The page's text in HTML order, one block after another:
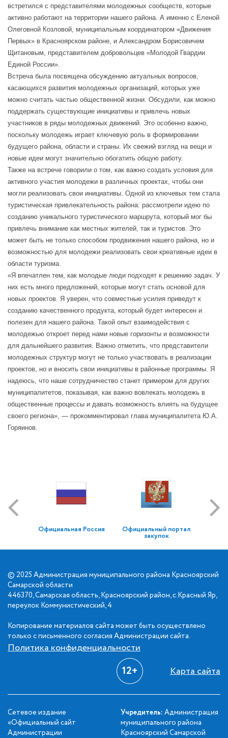
встретился с представителями молодежных сообществ, которые
активно работают на территории нашего района. А именно с Еленой
Олеговной Козловой, муниципальным координатором «Движения
Первых» в Красноярском районе, и Александром Борисовичем
Щитановым, представителем добровольцев «Молодой Гвардии
Единой России».
Встреча была посвящена обсуждению актуальных вопросов,
касающихся развития молодежных организаций, которых уже
можно считать частью общественной жизни. Обсудили, как можно
поддержать существующие инициативы и привлечь новых
участников в ряды молодежных движений. Это особенно важно,
поскольку молодежь играет ключевую роль в формировании
будущего района, области и страны. Их свежий взгляд на вещи и
новые идеи могут значительно обогатить общую работу.
Также на встрече говорили о том, как важно создать условия для
активного участия молодежи в различных проектах, чтобы они
могли реализовать свои инициативы. Одной из ключевых тем стала
туристическая привлекательность района: рассмотрели идею по
созданию уникального туристического маршрута, который мог бы
привлечь внимание как местных жителей, так и туристов. Это
может быть не только способом продвижения нашего района, но и
возможностью для молодежи реализовать свои креативные идеи в
области туризма.
«Я впечатлен тем, как молодые люди подходят к решению задач. У
них есть много предложений, которые могут стать основой для
новых проектов. Я уверен, что совместные усилия приведут к
созданию качественного продукта, который будет интересен и
полезен для нашего района. Такой опыт взаимодействия с
молодежью откроет перед нами новые горизонты и возможности
для дальнейшего развития. Важно отметить, что представители
молодежных структур могут не только участвовать в реализации
проектов, но и вносить свои инициативы в районные программы. Я
надеюсь, что наше сотрудничество станет примером для других
муниципалитетов, показывая, как важно вовлекать молодежь в
общественные процессы и давать возможность влиять на будущее
своего региона», — прокомментировал глава муниципалитета Ю.А.
Горяинов.
Официальная Россия Официальный портал
закупок
© 2025 Администрация муниципального района Красноярский
Самарской области
446370, Самарская область, Красноярский район, с.Красный Яр,
переулок Коммунистический, 4
Копирование материалов сайта может быть осуществлено
только с письменного согласия Администрации сайта.
Политика конфиденциальности
12+ Карта сайта
Сетевое издание
«Официальный сайт
Администрации
Учредитель: Администрация
муниципального района
Красноярский Самарской